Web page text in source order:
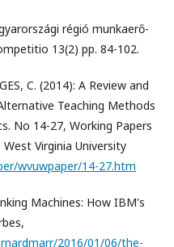
régió munkaerő-
13(2) pp. 84-102.
C. (2014): A Review and
Teaching Methods
No 14-27, Working Papers
Virginia University
wvuwpaper/14-27.htm
Machines: How IBM's
2016/01/06/the-